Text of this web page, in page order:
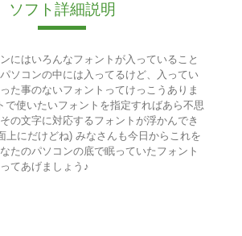
ソフト詳細説明
にはいろんなフォントが入っていること
ソコンの中には入ってるけど、入ってい
た事のないフォントってけっこうありま
で使いたいフォントを指定すればあら不思
の文字に対応するフォントが浮かんでき
上にだけどね) みなさんも今日からこれを
たのパソコンの底で眠っていたフォント
てあげましょう♪